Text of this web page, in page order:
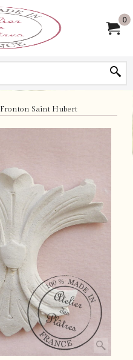
0
Fronton Saint Hubert